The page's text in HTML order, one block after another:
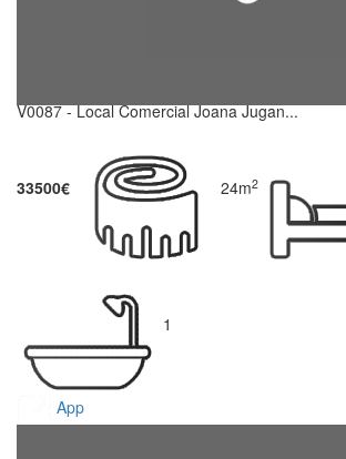
V0087 - Local Comercial Joana Jugan...
33500€ 24m2
1
App